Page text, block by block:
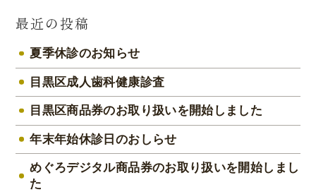
最近の投稿
夏季休診のお知らせ
目黒区成人歯科健康診査
目黒区商品券のお取り扱いを開始しました
年末年始休診日のおしらせ
めぐろデジタル商品券のお取り扱いを開始しまし
た